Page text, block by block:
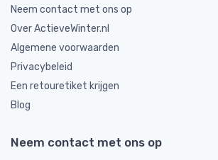
Neem contact met ons op
Over ActieveWinter.nl
Algemene voorwaarden
Privacybeleid
Een retouretiket krijgen
Blog
Neem contact met ons op